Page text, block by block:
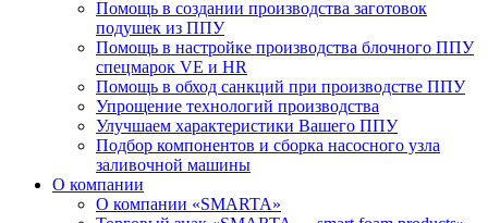
Помощь в создании производства заготовок
подушек из ППУ
Помощь в настройке производства блочного ППУ
спецмарок VE и HR
Помощь в обход санкций при производстве ППУ
Упрощение технологий производства
Улучшаем характеристики Вашего ППУ
Подбор компонентов и сборка насосного узла
заливочной машины
О компании
О компании «SMARTA»